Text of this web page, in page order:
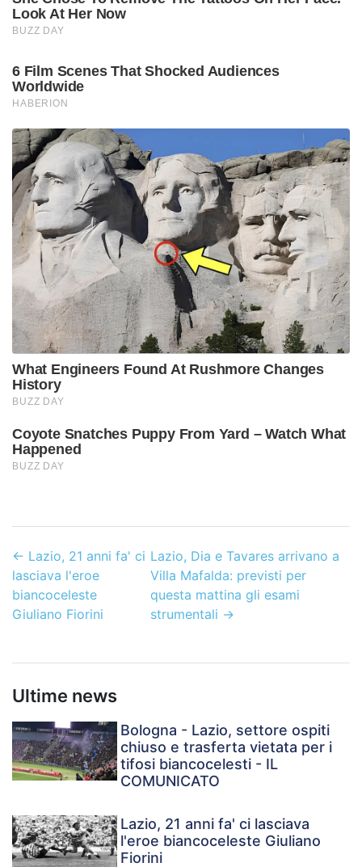
← Lazio, 21 anni fa' ci
lasciava l'eroe
biancoceleste
Giuliano Fiorini
Lazio, Dia e Tavares arrivano a
Villa Mafalda: previsti per
questa mattina gli esami
strumentali →
Ultime news
Bologna - Lazio, settore ospiti
chiuso e trasferta vietata per i
tifosi biancocelesti - IL
COMUNICATO
Lazio, 21 anni fa' ci lasciava
l'eroe biancoceleste Giuliano
Fiorini